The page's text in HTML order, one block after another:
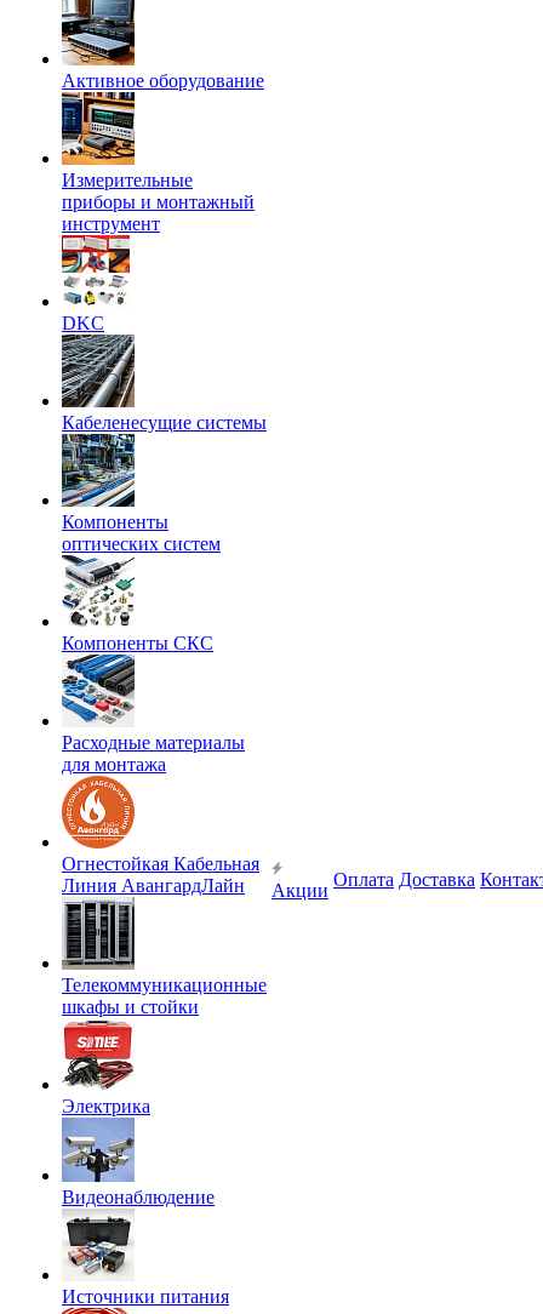
Активное оборудование
Измерительные
приборы и монтажный
инструмент
DKC
Кабеленесущие системы
Компоненты
оптических систем
Компоненты СКС
Расходные материалы
для монтажа
Огнестойкая Кабельная
Линия АвангардЛайн
Телекоммуникационные
шкафы и стойки
Электрика
Видеонаблюдение
Источники питания
Акции
Оплата Доставка